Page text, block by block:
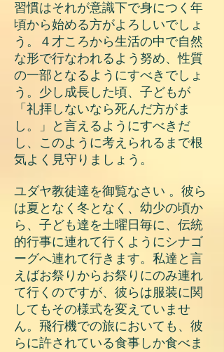
習慣はそれが意識下で身につく年
頃から始める方がよろしいでしょ
う。４才ころから生活の中で自然
な形で行なわれるよう努め、性質
の一部となるようにすべきでしょ
う。少し成長した頃、子どもが
「礼拝しないなら死んだ方がま
し。」と言えるようにすべきだ
し、このように考えられるまで根
気よく見守りましょう。
ユダヤ教徒達を御覧なさい 。彼ら
は夏となく冬となく、幼少の頃か
ら、子ども達を土曜日毎に、伝統
的行事に連れて行くようにシナゴ
ーグへ連れて行きます。私達と言
えばお祭りからお祭りにのみ連れ
て行くのですが、彼らは服装に関
してもその様式を変えていませ
ん。飛行機での旅においても、彼
らに許されている食事しか食べま